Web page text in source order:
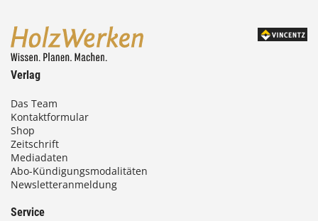
Verlag
Das Team
Kontaktformular
Shop
Zeitschrift
Mediadaten
Abo-Kündigungsmodalitäten
Newsletteranmeldung
Service